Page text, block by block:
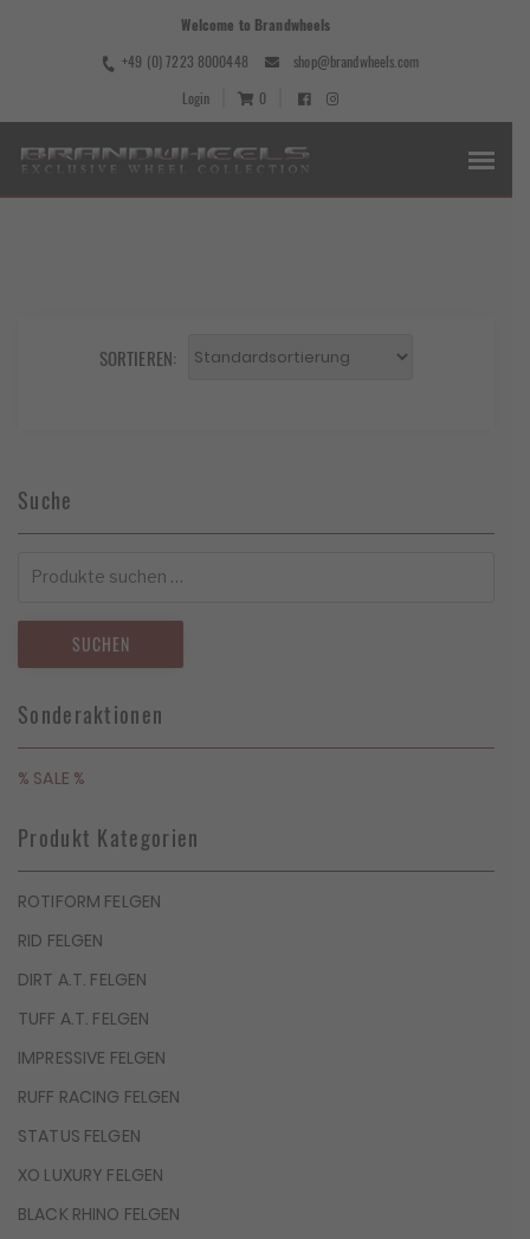
Welcome to Brandwheels
+49 (0) 7223 8000448
shop@brandwheels.com
Login
0
SORTIEREN:
Suche
nach:
SUCHEN
Sonderaktionen
% SALE %
Produkt Kategorien
ROTIFORM FELGEN
RID FELGEN
DIRT A.T. FELGEN
TUFF A.T. FELGEN
IMPRESSIVE FELGEN
RUFF RACING FELGEN
STATUS FELGEN
XO LUXURY FELGEN
BLACK RHINO FELGEN